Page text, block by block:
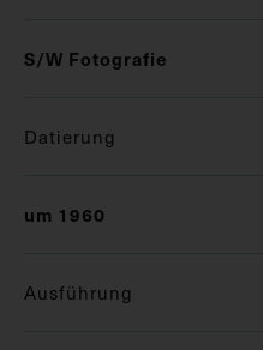
S/W Fotografie
Datierung
um 1960
Ausführung